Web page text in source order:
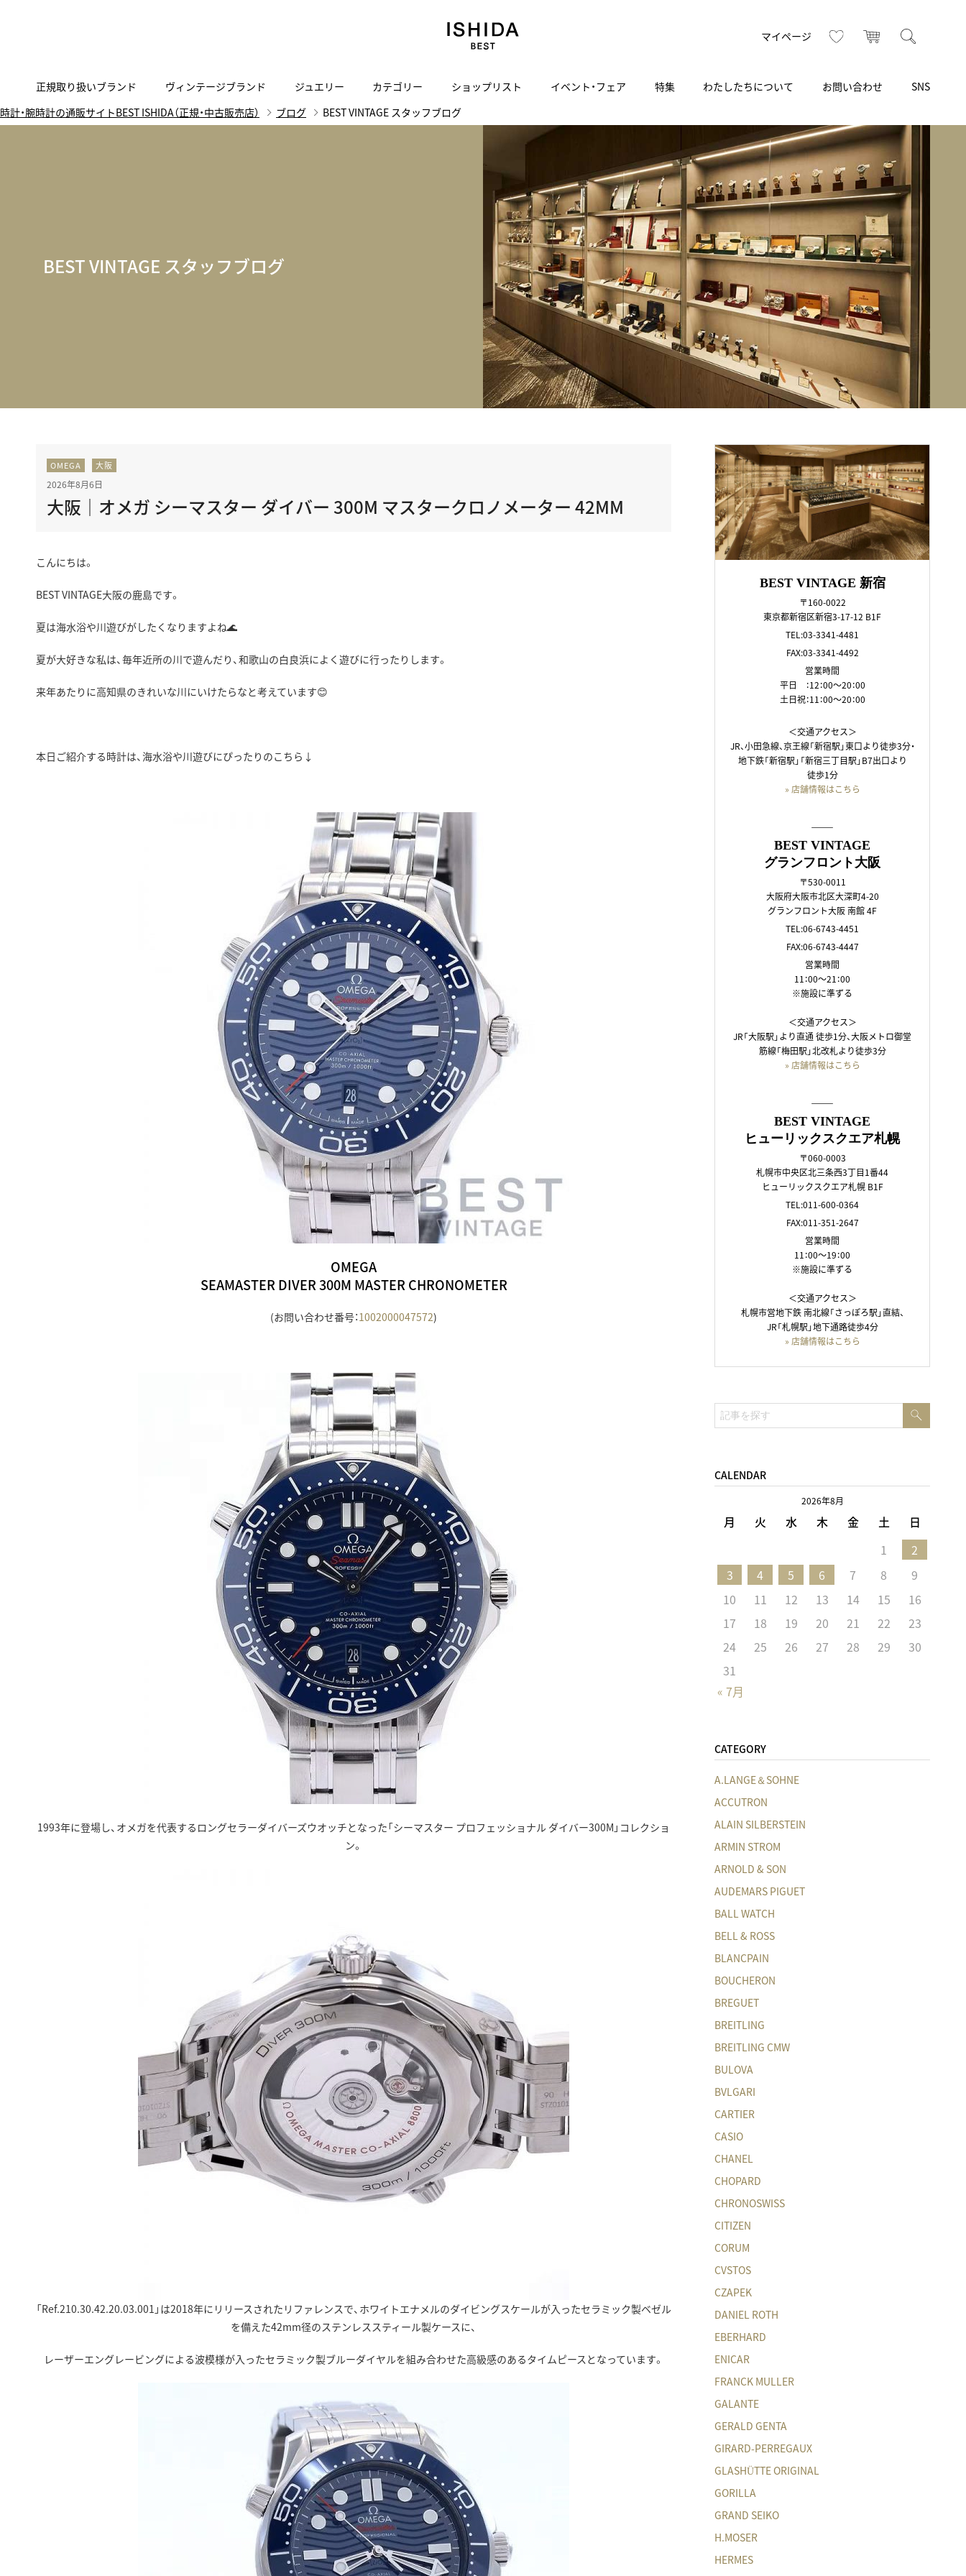
マイページ お気に入りカート
正規取り扱いブランド
A B C D E F G H I J K L
amazfit
アマズフィット
AMIDA
アミダ
ARMINSTROM
アーミンシュトローム
Arnold & Son
アーノルド＆サン
正規取り扱いブランド一覧はこちら
ヴィンテージブランド
買取り・下取り・委託サービスについて
ヴィンテージブランド一覧はこちら
ジュエリー カテゴリー
スマートウォッチ
ISHIDA いいモノ Selection
いいモノ Gift selection
i.s.d.(アイエスディー)
ショップリスト
ISHIDA N43°（札幌）
Luxury Time Lounge ブライトリング ブティック 銀座
ブライトリング ブティック GINZA SIX IWC 表参道ブティック BEST VINTAGE新宿
BEST VINTAGEヒューリックスクエア札幌
ショップリスト一覧はこちら
イベント・フェア 特集 わたしたちについて
代表メッセージ 会社概要
お問い合わせ
お問い合わせ ご来店の予約
SNS
TikTok
時計・腕時計の通販サイトBEST ISHIDA（正規・中古販売店） ブログ BEST VINTAGE スタッフブログ
BEST VINTAGE スタッフブログ
OMEGA 大阪
2026年8月6日
大阪｜オメガ シーマスター ダイバー 300M マスタークロノメーター 42MM
こんにちは。
BEST VINTAGE大阪の鹿島です。
夏は海水浴や川遊びがしたくなりますよね🌊
夏が大好きな私は、毎年近所の川で遊んだり、和歌山の白良浜によく遊びに行ったりします。
来年あたりに高知県のきれいな川にいけたらなと考えています😊
本日ご紹介する時計は、海水浴や川遊びにぴったりのこちら↓
OMEGA
SEAMASTER DIVER 300M MASTER CHRONOMETER
(お問い合わせ番号：1002000047572)
1993年に登場し、オメガを代表するロングセラーダイバーズウオッチとなった「シーマスター プロフェッショナル ダイバー300M」コレクショ
ン。
「Ref.210.30.42.20.03.001」は2018年にリリースされたリファレンスで、ホワイトエナメルのダイビングスケールが入ったセラミック製ベゼル
を備えた42mm径のステンレススティール製ケースに、
レーザーエングレービングによる波模様が入ったセラミック製ブルーダイヤルを組み合わせた高級感のあるタイムピースとなっています。
BEST VINTAGE 新宿
〒160-0022
東京都新宿区新宿3-17-12 B1F
TEL:03-3341-4481
FAX:03-3341-4492
営業時間
平日 ：12：00～20：00
土日祝：11：00～20：00
＜交通アクセス＞
JR、小田急線、京王線「新宿駅」東口より徒歩3分・
地下鉄「新宿駅」「新宿三丁目駅」B7出口より
徒歩1分
» 店舗情報はこちら
――
BEST VINTAGE
グランフロント大阪
〒530-0011
大阪府大阪市北区大深町4-20
グランフロント大阪 南館 4F
TEL:06-6743-4451
FAX:06-6743-4447
営業時間
11：00～21：00
※施設に準ずる
＜交通アクセス＞
JR「大阪駅」より直通 徒歩1分、大阪メトロ御堂
筋線「梅田駅」北改札より徒歩3分
» 店舗情報はこちら
――
BEST VINTAGE
ヒューリックスクエア札幌
〒060-0003
札幌市中央区北三条西3丁目1番44
ヒューリックスクエア札幌 B1F
TEL:011-600-0364
FAX:011-351-2647
営業時間
11：00～19：00
※施設に準ずる
＜交通アクセス＞
札幌市営地下鉄 南北線「さっぽろ駅」直結、
JR「札幌駅」地下通路徒歩4分
» 店舗情報はこちら
検
索:
CALENDAR
2026年8月
月 火 水 木 金 土 日
« 7月
1
2
3
4 5 6 7 8
9
10
11 12 13 14 15
16
17
18 19 20 21 22
23
24
25 26 27 28 29
30
31
CATEGORY
A.LANGE＆SOHNE
ACCUTRON
ALAIN SILBERSTEIN
ARMIN STROM
ARNOLD & SON
AUDEMARS PIGUET
BALL WATCH
BELL & ROSS
BLANCPAIN
BOUCHERON
BREGUET
BREITLING
BREITLING CMW
BULOVA
BVLGARI
CARTIER
CASIO
CHANEL
CHOPARD
CHRONOSWISS
CITIZEN
CORUM
CVSTOS
CZAPEK
DANIEL ROTH
EBERHARD
ENICAR
FRANCK MULLER
GALANTE
GERALD GENTA
GIRARD-PERREGAUX
GLASHÜTTE ORIGINAL
GORILLA
GRAND SEIKO
H.MOSER
HERMES